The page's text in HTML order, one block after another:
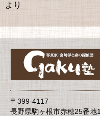
より
〒399-4117
長野県駒ヶ根市赤穂25番地1